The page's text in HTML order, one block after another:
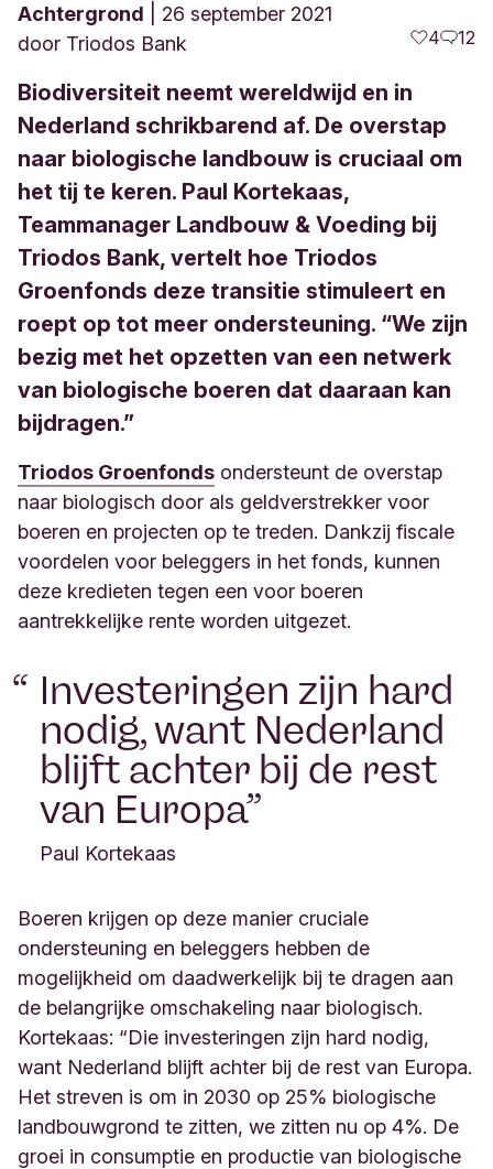
Achtergrond
26 september 2021
door Triodos Bank 4 12
Biodiversiteit neemt wereldwijd en in
Nederland schrikbarend af. De overstap
naar biologische landbouw is cruciaal om
het tij te keren. Paul Kortekaas,
Teammanager Landbouw & Voeding bij
Triodos Bank, vertelt hoe Triodos
Groenfonds deze transitie stimuleert en
roept op tot meer ondersteuning. “We zijn
bezig met het opzetten van een netwerk
van biologische boeren dat daaraan kan
bijdragen.”
Triodos Groenfonds ondersteunt de overstap
naar biologisch door als geldverstrekker voor
boeren en projecten op te treden. Dankzij fiscale
voordelen voor beleggers in het fonds, kunnen
deze kredieten tegen een voor boeren
aantrekkelijke rente worden uitgezet.
Investeringen zijn hard
nodig, want Nederland
blijft achter bij de rest
van Europa
Paul Kortekaas
Boeren krijgen op deze manier cruciale
ondersteuning en beleggers hebben de
mogelijkheid om daadwerkelijk bij te dragen aan
de belangrijke omschakeling naar biologisch.
Kortekaas: “Die investeringen zijn hard nodig,
want Nederland blijft achter bij de rest van Europa.
Het streven is om in 2030 op 25% biologische
landbouwgrond te zitten, we zitten nu op 4%. De
groei in consumptie en productie van biologische